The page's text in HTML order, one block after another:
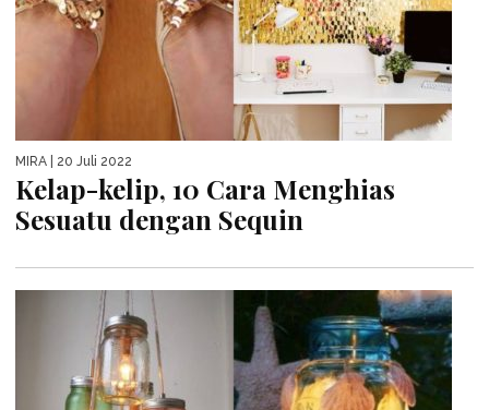
MIRA | 20 Juli 2022
Kelap-kelip, 10 Cara Menghias
Sesuatu dengan Sequin